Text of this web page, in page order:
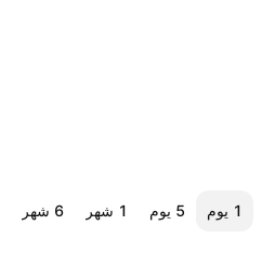
‎‎1‎ يوم ‎‎5‎ يوم ‎1‎ شهر ‎6‎ شهر